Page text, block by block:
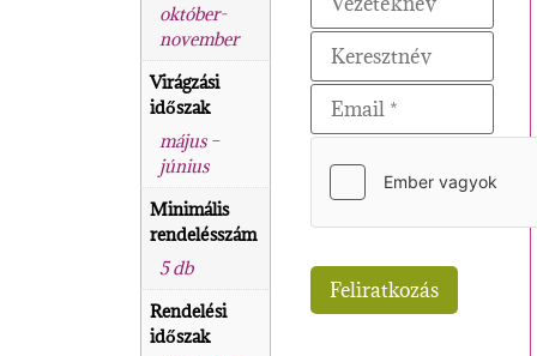
október-
november
Virágzási
időszak
május –
június
Minimális
rendelésszám
5 db
Rendelési
időszak